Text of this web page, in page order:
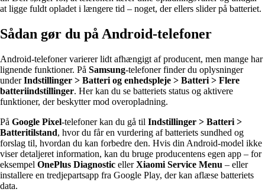
at ligge fuldt opladet i længere tid – noget, der ellers slider på batteriet.
Sådan gør du på Android-telefoner
Android-telefoner varierer lidt afhængigt af producent, men mange har
lignende funktioner. På Samsung-telefoner finder du oplysninger
underIndstillinger > Batteri og enhedspleje > Batteri > Flere
batteriindstillinger. Her kan du se batteriets status og aktivere
funktioner, der beskytter mod overopladning.
På Google Pixel-telefoner kan du gå til Indstillinger > Batteri >
Batteritilstand, hvor du får en vurdering af batteriets sundhed og
forslag til, hvordan du kan forbedre den. Hvis din Android-model ikke
viser detaljeret information, kan du bruge producentens egen app – for
eksempel OnePlus Diagnostic ellerXiaomi Service Menu – eller
installere en tredjepartsapp fra Google Play, der kan aflæse batteriets
data.